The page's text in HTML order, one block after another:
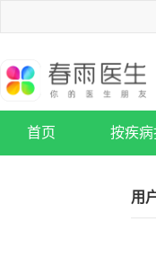
首页 按疾
用